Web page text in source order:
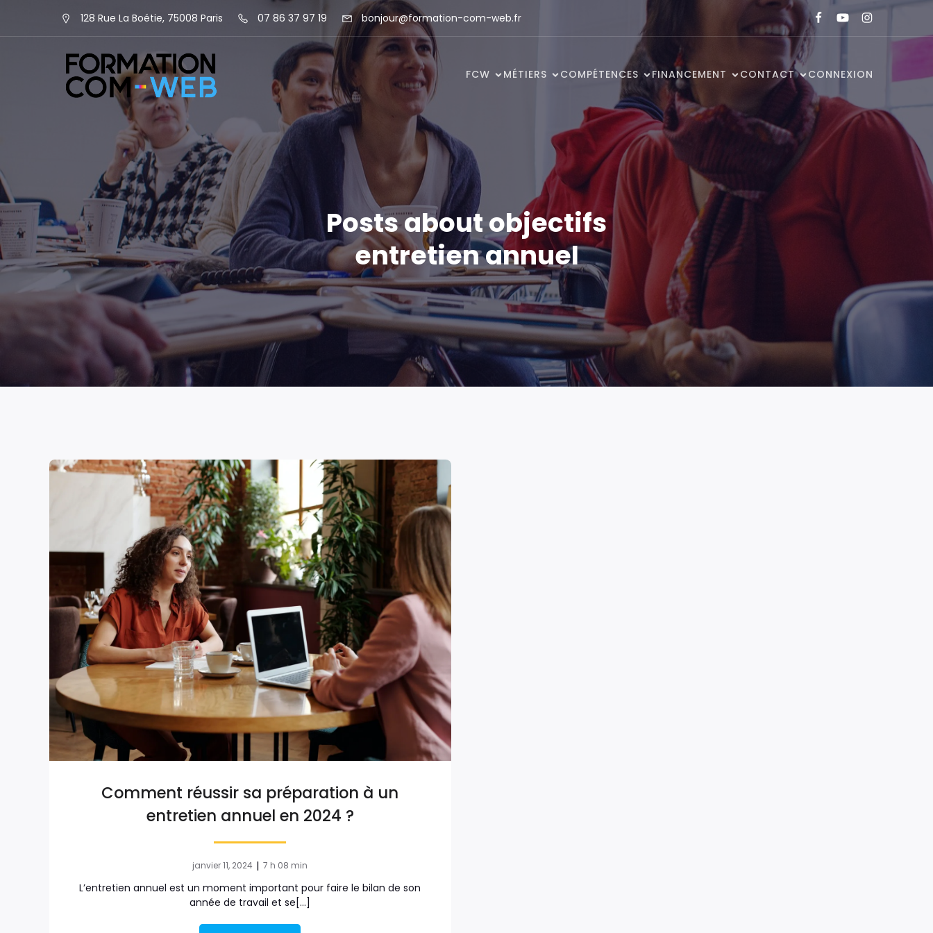
128 Rue La Boétie, 75008 Paris 07 86 37 97 19 bonjour@formation-com-web.fr
FCW MÉTIERS COMPÉTENCES FINANCEMENT CONTACT CONNEXION
Posts about objectifs
entretien annuel
Comment réussir sa préparation à un
entretien annuel en 2024 ?
janvier 11, 2024 | 7 h 08 min
L’entretien annuel est un moment important pour faire le bilan de son
année de travail et se[…]